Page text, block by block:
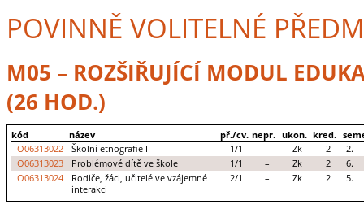
POVINNĚ VOLITELNÉ
M05 – ROZŠIŘUJÍCÍ MODUL
(26 HOD.)
kód název př./cv. nepr. ukon. kred.
O06313022
Školní etnografie I 1/1 – Zk 2
2.
O06313023
Problémové dítě ve škole 1/1 – Zk 2
6.
O06313024
Rodiče, žáci, učitelé ve vzájemné
interakci
2/1 – Zk 2 5.